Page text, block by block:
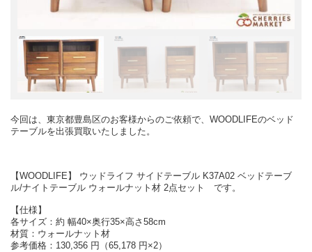
今回は、東京都豊島区のお客様からのご依頼で、WOODLIFEのベッド
テーブルを出張買取いたしました。
【WOODLIFE】 ウッドライフ サイドテーブル K37A02 ベッドテーブ
ル/ナイトテーブル ウォールナット材 2点セット です。
【仕様】
各サイズ：約 幅40×奥行35×高さ58cm
材質：ウォールナット材
参考価格：130,356 円（65,178 円×2）